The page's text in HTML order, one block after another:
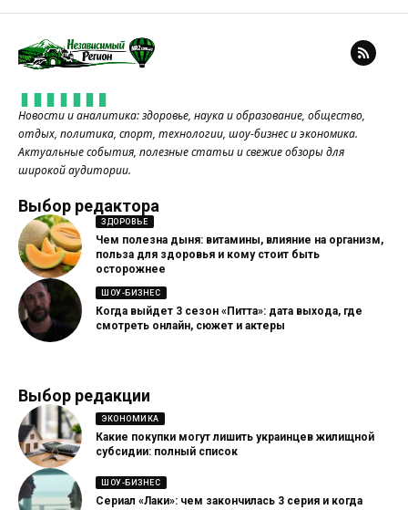
Новости и аналитика: здоровье, наука и образование, общество,
отдых, политика, спорт, технологии, шоу-бизнес и экономика.
Актуальные события, полезные статьи и свежие обзоры для
широкой аудитории.
Выбор редактора
ЗДОРОВЬЕ
Чем полезна дыня: витамины, влияние на организм,
польза для здоровья и кому стоит быть
осторожнее
ШОУ-БИЗНЕС
Когда выйдет 3 сезон «Питта»: дата выхода, где
смотреть онлайн, сюжет и актеры
Выбор редакции
ЭКОНОМИКА
Какие покупки могут лишить украинцев жилищной
субсидии: полный список
ШОУ-БИЗНЕС
Сериал «Лаки»: чем закончилась 3 серия и когда